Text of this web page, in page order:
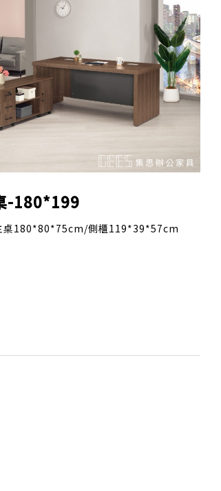
-180*199
180*80*75cm/側櫃119*39*57cm